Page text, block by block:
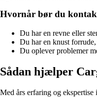
Hvornår bør du
Du har en revne eller
Du har en knust
Du oplever problemer
Sådan hjælper
Med års erfaring og